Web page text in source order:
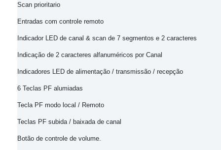
Scan prioritario
Entradas com controle remoto
Indicador LED de canal & scan de 7 segmentos e 2 caracteres
Indicação de 2 caracteres alfanuméricos por Canal
Indicadores LED de alimentação / transmissão / recepção
6 Teclas PF alumiadas
Tecla PF modo local / Remoto
Teclas PF subida / baixada de canal
Botão de controle de volume.